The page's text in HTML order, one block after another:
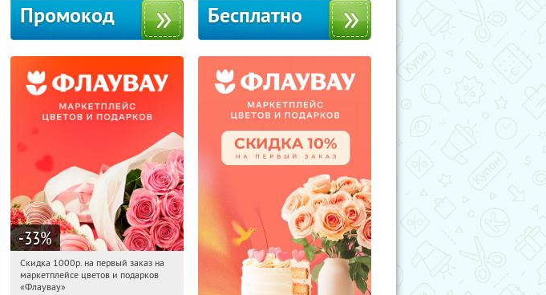
Промокод Бесплатно
-33%
10:04:35 Получили:
Россия
Скидка 1000р. на первый заказ на
маркетплейсе цветов и подарков
«Флаувау»